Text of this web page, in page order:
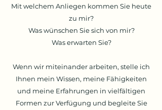
Mit welchem Anliegen kommen Sie heute
zu mir?
Was wünschen Sie sich von mir?
Was erwarten Sie?
Wenn wir miteinander arbeiten, stelle ich
Ihnen mein Wissen, meine Fähigkeiten
und meine Erfahrungen in vielfältigen
Formen zur Verfügung und begleite Sie